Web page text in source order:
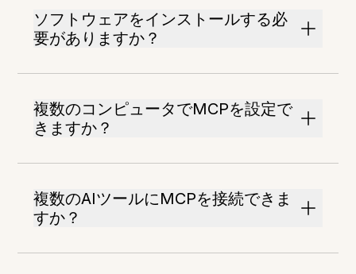
ソフトウェアをインストールする必
要がありますか？
複数のコンピュータでMCPを設定で
きますか？
複数のAIツールにMCPを接続できま
すか？